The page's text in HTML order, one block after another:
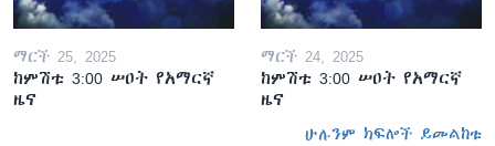
ማርች 25, 2025
ከምሽቱ 3:00 ሠዐት የአማርኛ
ዜና
ማርች 24, 2025
ከምሽቱ 3:00 ሠዐት የአማርኛ
ዜና
ሁሉንም ክፍሎች ይመልከቱ